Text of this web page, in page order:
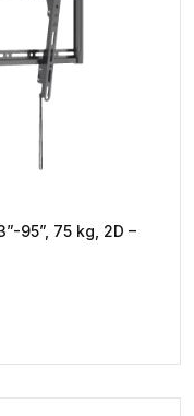
95”, 75 kg, 2D –